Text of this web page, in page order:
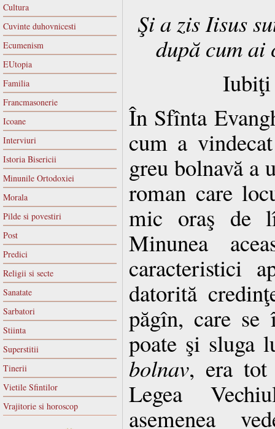
Cultura
Cuvinte duhovnicesti
Ecumenism
EUtopia
Familia
Francmasonerie
Icoane
Interviuri
Istoria Bisericii
Minunile Ortodoxiei
Morala
Pilde si povestiri
Post
Predici
Religii si secte
Sanatate
Sarbatori
Stiinta
Superstitii
Tinerii
Vietile Sfintilor
Vrajitorie si horoscop
Şi a zis Iisus
după cum ai
Iubiţi
În Sfînta
cum a
greu bolnavă a
roman care
mic oraş de
Minunea
caracteristici
datorită
păgîn, care
poate şi sluga
bolnav, era tot
Legea
asemenea